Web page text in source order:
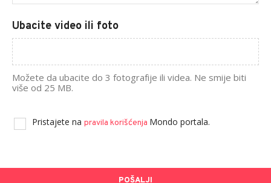
Ubacite video ili foto
Možete da ubacite do 3 fotografije ili videa. Ne smije biti
više od 25 MB.
Pristajete na pravila korišćenja Mondo portala.
POŠALJI